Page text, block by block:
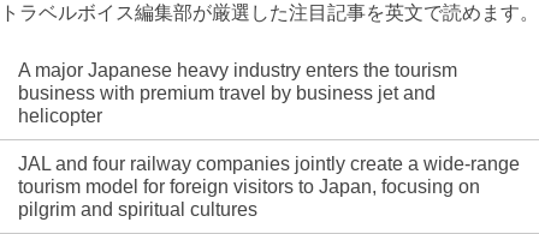
トラベルボイス編集部が厳選した注目記事を英文で読めます。
A major Japanese heavy industry enters the tourism
business with premium travel by business jet and
helicopter
JAL and four railway companies jointly create a wide-range
tourism model for foreign visitors to Japan, focusing on
pilgrim and spiritual cultures